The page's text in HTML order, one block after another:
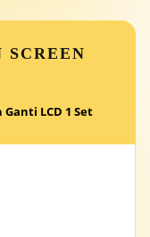
SCREEN
LCD 1 Set